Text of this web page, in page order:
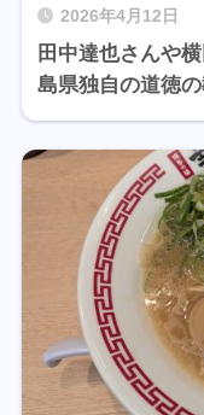
2026年4月12日
田中達也さんや
島県独自の道徳